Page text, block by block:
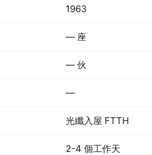
1963
— 座
— 伙
—
光纖入屋 FTTH
2-4 個工作天